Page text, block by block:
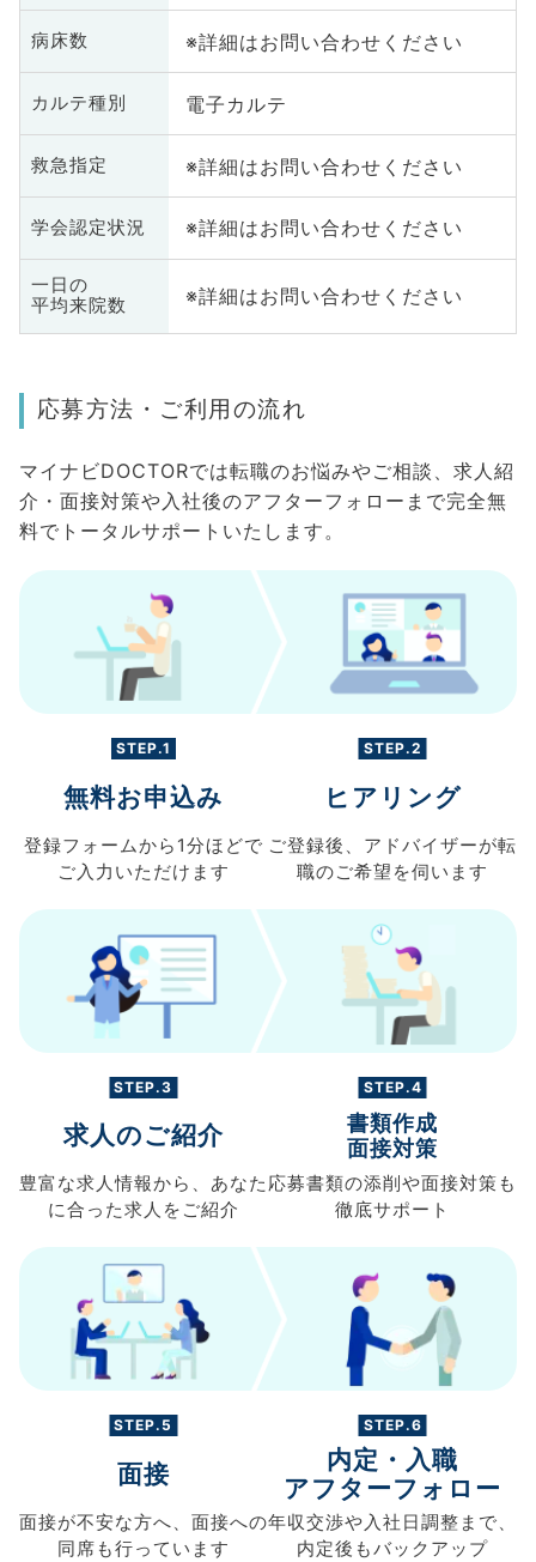
病床数 ※詳細はお問い合わせください
カルテ種別 電子カルテ
救急指定 ※詳細はお問い合わせください
学会認定状況 ※詳細はお問い合わせください
一日の
平均来院数
※詳細はお問い合わせください
応募方法・ご利用の流れ
マイナビDOCTORでは転職のお悩みやご相談、求人紹
介・面接対策や入社後のアフターフォローまで完全無
料でトータルサポートいたします。
STEP.1
無料お申込み
登録フォームから 1分ほどで
ご入力 いただけます
STEP.2
ヒアリング
ご登録後、 アドバイザーが転
職のご希望を伺います
STEP.3
求人のご紹介
豊富な求人情報から、 あなた
に合った求人を ご紹介
STEP.4
書類作成
面接対策
応募書類の添削や面接対策も
徹底サポート
STEP.5
面接
面接が不安な方へ、 面接への
同席も行っています
STEP.6
内定・入職
アフターフォロー
年収交渉や入社日調整まで、
内定後もバックアップ